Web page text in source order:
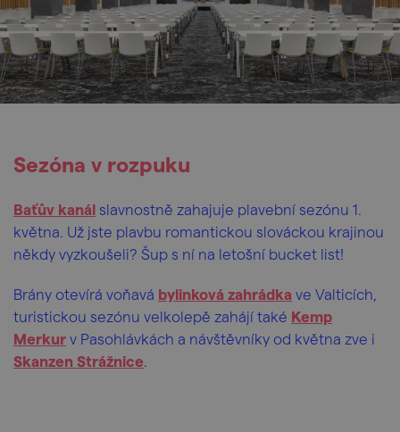
Sezóna v rozpuku
Baťův kanál slavnostně zahajuje plavební sezónu 1.
května. Už jste plavbu romantickou slováckou krajinou
někdy vyzkoušeli? Šup s ní na letošní bucket list!
Brány otevírá voňavá bylinková zahrádka ve Valticích,
turistickou sezónu velkolepě zahájí také Kemp
Merkur v Pasohlávkách a návštěvníky od května zve i
Skanzen Strážnice.